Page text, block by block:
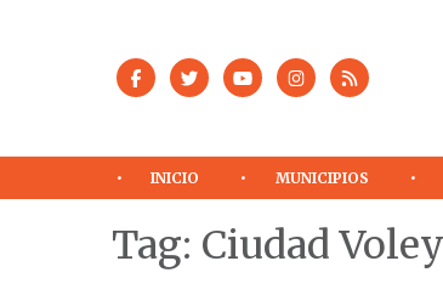
INICIO MUNICIPIOS
Tag: Ciudad Voley